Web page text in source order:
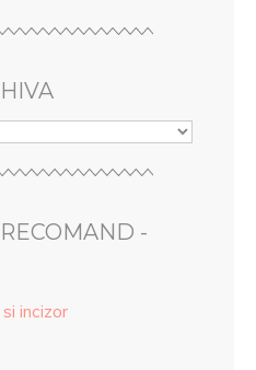
-
incizor